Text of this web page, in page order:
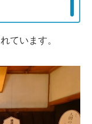
ています。